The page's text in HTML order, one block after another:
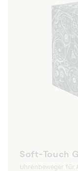
Soft-Touch
Uhrenbeweger für